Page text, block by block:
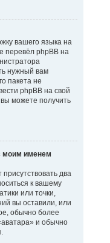
вашего языка на
перевёл phpBB на
нужный вам
пакета не
phpBB на свой
можете получить
моим именем
два
к вашему
или точки,
вы оставили, или
обычно более
и обычно